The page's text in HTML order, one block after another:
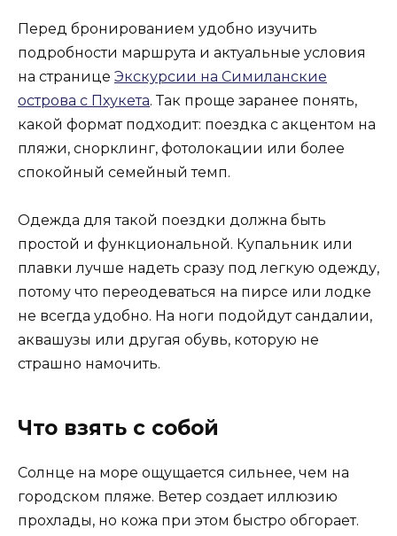
Перед бронированием удобно изучить
подробности маршрута и актуальные условия
на странице Экскурсии на Симиланские
острова с Пхукета. Так проще заранее понять,
какой формат подходит: поездка с акцентом на
пляжи, снорклинг, фотолокации или более
спокойный семейный темп.
Одежда для такой поездки должна быть
простой и функциональной. Купальник или
плавки лучше надеть сразу под легкую одежду,
потому что переодеваться на пирсе или лодке
не всегда удобно. На ноги подойдут сандалии,
аквашузы или другая обувь, которую не
страшно намочить.
Что взять с собой
Солнце на море ощущается сильнее, чем на
городском пляже. Ветер создает иллюзию
прохлады, но кожа при этом быстро обгорает.